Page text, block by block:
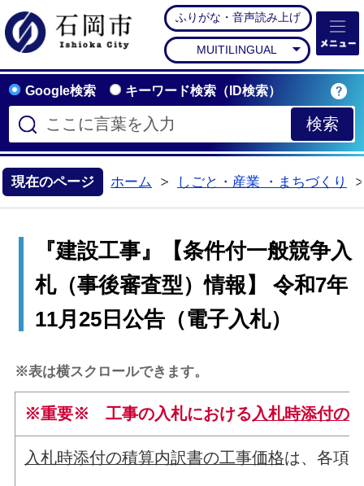
石岡市公式ホームペー
ふりがな・音声読み上げ
MUITILINGUAL
Google検索 キーワード検索（ID検索）
現在のページ ホーム
しごと・産業 ・まちづくり
『建設工事』【条件付一般競争入
札（事後審査型）情報】 令和7年
11月25日公告（電子入札）
※表は横スクロールできます。
※重要※ 工事の入札における入札時添付の
入札時添付の積算内訳書の工事価格は、各項